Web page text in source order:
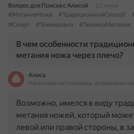
Вопрос для Поиска с Алисой
22 июня
#МетаниеНожа
#ТрадиционныйСпособ
#Спорт
#Тренировка #ТехникаМетания
В чем особенности
метания ножа через плечо?
Алиса
На основе источников, возможны
Возможно, имелся в виду
метания ножей, который
левой или правой стороны, в